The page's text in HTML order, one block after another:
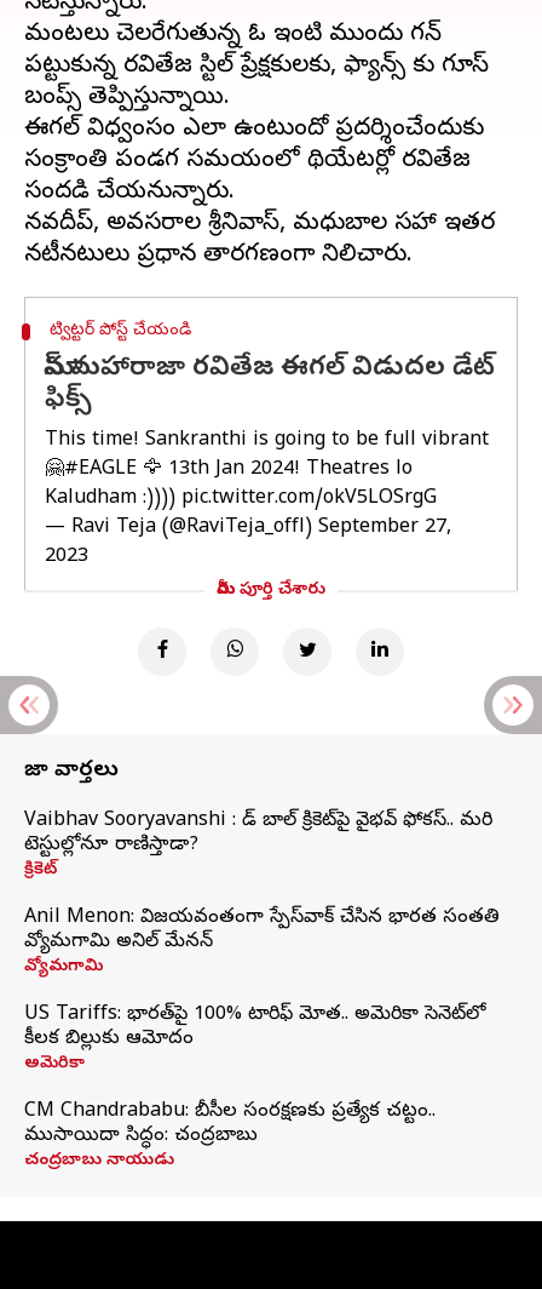
మంటలు చెలరేగుతున్న ఓ ఇంటి ముందు గన్
పట్టుకున్న రవితేజ స్టిల్‌ ప్రేక్షకులకు, ఫ్యాన్స్ కు గూస్‌
బంప్స్ తెప్పిస్తున్నాయి.
ఈగల్ విధ్వంసం ఎలా ఉంటుందో ప్రదర్శించేందుకు
సంక్రాంతి పండగ సమయంలో థియేటర్లో రవితేజ
సందడి చేయనున్నారు.
నవదీప్‌, అవసరాల శ్రీనివాస్, మధుబాల సహా ఇతర
ట్విట్టర్ పోస్ట్ చేయండి
మాస్ మహారాజా రవితేజ ఈగల్‌ విడుదల డేట్
ఫిక్స్‌
This time! Sankranthi is going to be full vibrant
🤗#EAGLE 🦅 13th Jan 2024! Theatres lo
Kaludham :)))) pic.twitter.com/okV5LOSrgG
— Ravi Teja (@RaviTeja_offl) September 27,
2023
మీరు పూర్తి చేశారు
తాజా వార్తలు
Vaibhav Sooryavanshi : రెడ్ బాల్ క్రికెట్‌పై వైభవ్ ఫోకస్.. మరి
టెస్టుల్లోనూ రాణిస్తాడా?
క్రికెట్
Anil Menon: విజయవంతంగా స్పేస్‌వాక్‌ చేసిన భారత సంతతి
వ్యోమగామి అనిల్‌ మేనన్
వ్యోమగామి
US Tariffs: భారత్‌పై 100% టారిఫ్‌ మోత.. అమెరికా సెనెట్‌లో
కీలక బిల్లుకు ఆమోదం
అమెరికా
CM Chandrababu: బీసీల సంరక్షణకు ప్రత్యేక చట్టం..
ముసాయిదా సిద్ధం: చంద్రబాబు
చంద్రబాబు నాయుడు